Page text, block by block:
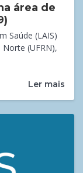
área de
Saúde (LAIS)
(UFRN),
Ler mais